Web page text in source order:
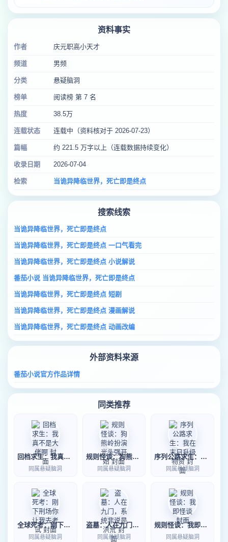
资料事实
作者 庆元职高小天才
频道 男频
分类 悬疑脑洞
榜单 阅读榜 第 7 名
热度 38.5万
连载状态 连载中（资料核对于 2026-07-23）
篇幅 约 221.5 万字以上（连载数据持续变化）
收录日期 2026-07-04
检索 当诡异降临世界，死亡即是终点
搜索线索
当诡异降临世界，死亡即是终点
当诡异降临世界，死亡即是终点 一口气看完
当诡异降临世界，死亡即是终点 小说解说
番茄小说 当诡异降临世界，死亡即是终点
当诡异降临世界，死亡即是终点 短剧
当诡异降临世界，死亡即是终点 漫画解说
当诡异降临世界，死亡即是终点 动画改编
外部资料来源
番茄小说官方作品详情
同类推荐
回档求生：我真不是大佬啊
同属悬疑脑洞
规则怪谈：狗熊岭扮演光头强开始
同属悬疑脑洞
序列公路求生：我在末日升级物资
同属悬疑脑洞
全球死考：刚下刑场你让我去考试
同属悬疑脑洞
盗墓：人在九门，系统非说是洪荒
同属悬疑脑洞
规则怪谈：我即怪谈
同属悬疑脑洞